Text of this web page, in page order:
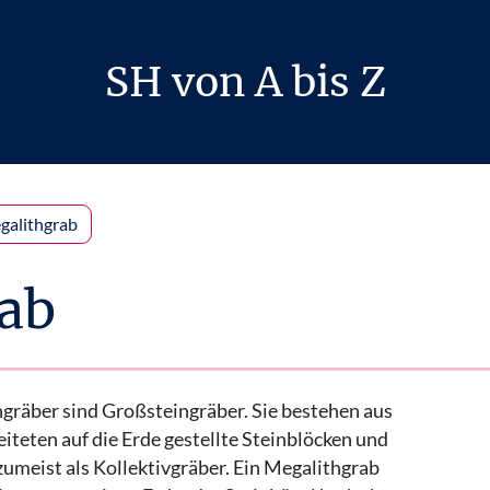
SH von A bis Z
sind Großsteingräber. Sie bestehen aus
auf die Erde gestellte Steinblöcken und
als Kollektivgräber. Ein Megalithgrab